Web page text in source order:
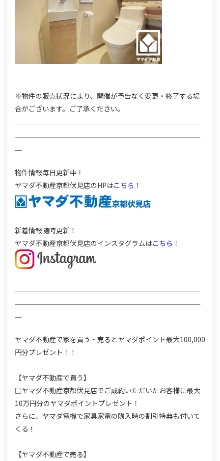
※物件の販売状況により、開催が予告なく変更・終了する場
合がございます。ご了承ください。
物件情報毎日更新中！
ヤマダ不動産京都伏見店のHPはこちら ！
新着情報随時更新！
ヤマダ不動産京都伏見店のインスタグラムはこちら ！
ヤマダ不動産で家を買う・売るとヤマダポイント最大100,000
円分プレゼント！！
【ヤマダ不動産で買う】
□ヤマダ不動産京都伏見店でご成約いただいたお客様に最大
10万円分のヤマダポイントプレゼント！
さらに、ヤマダ電機で家具家電の購入時の割引特典も付いて
くる！
【ヤマダ不動産で売る】